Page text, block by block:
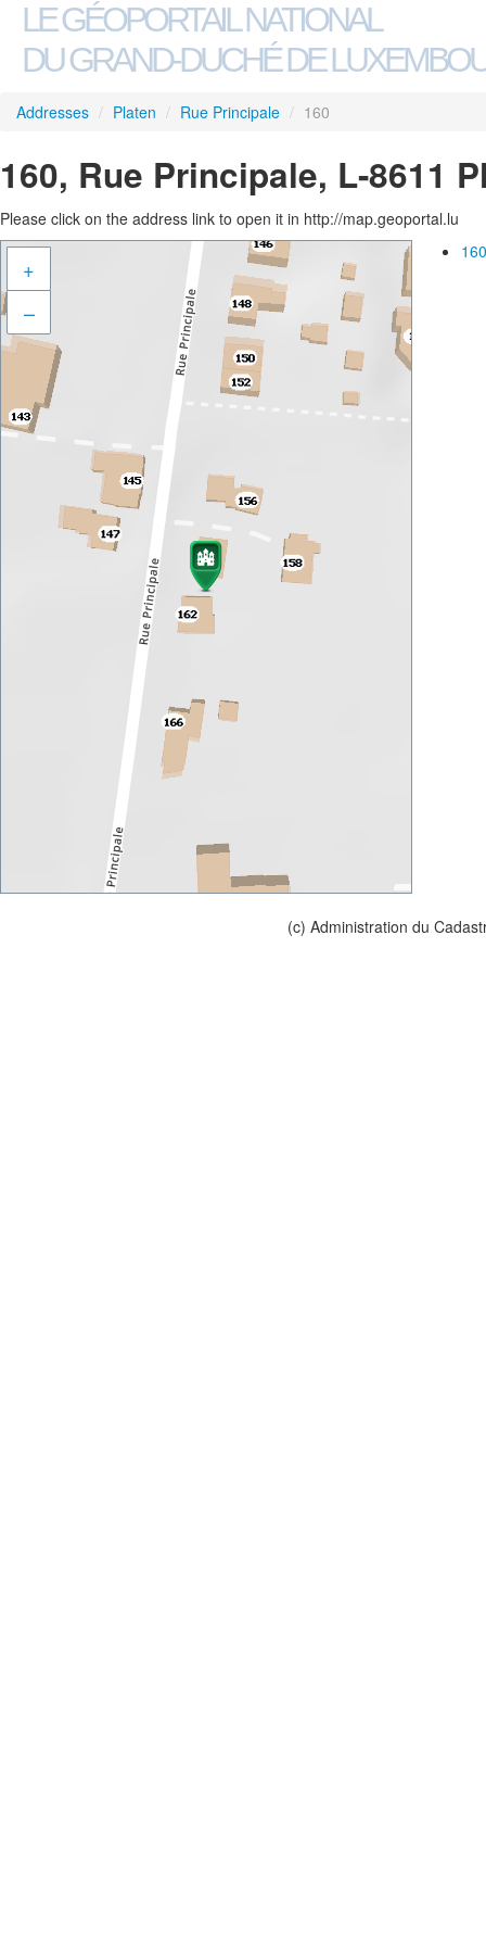
LE GÉOPORTAIL NATIONAL
DU GRAND-DUCHÉ DE
Addresses / Platen / Rue Principale / 160
160, Rue Principale, L-8611
Please click on the address link to open it in http://map.geoportal.lu
+
–
(c) Administration du